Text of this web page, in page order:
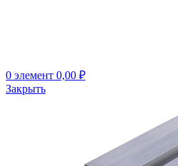
0 элемент 0,00 ₽
Закрыть